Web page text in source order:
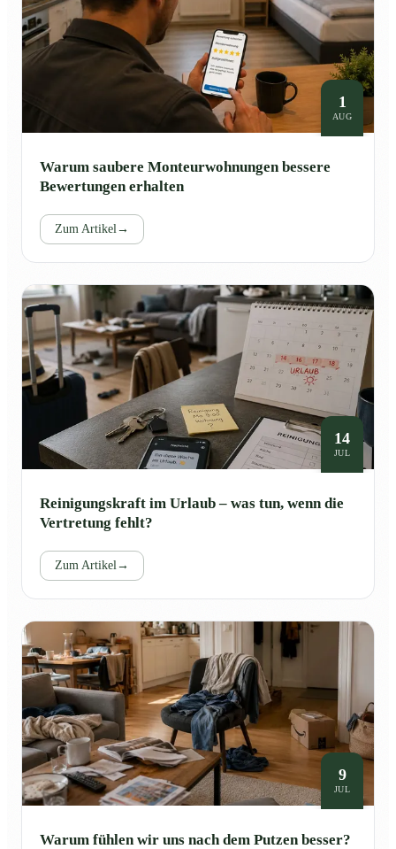
1
AUG
Warum saubere Monteurwohnungen bessere
Bewertungen erhalten
Zum Artikel →
14
JUL
Reinigungskraft im Urlaub – was tun, wenn die
Vertretung fehlt?
Zum Artikel →
9
JUL
Warum fühlen wir uns nach dem Putzen besser?